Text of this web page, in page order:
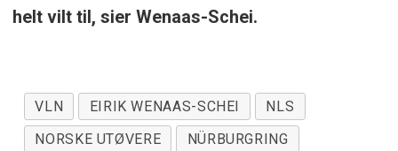
helt vilt til, sier Wenaas-Schei.
VLN EIRIK WENAAS-SCHEI
NLS
NORSKE UTØVERE
NÜRBURGRING